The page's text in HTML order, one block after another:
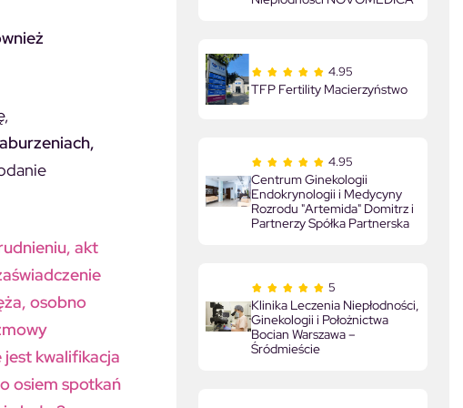
akt
osobno
kwalifikacja
osiem spotkań
4.95
TFP Fertility Macierzyństwo
4.95
Centrum Ginekologii
Endokrynologii i Medycyny
Rozrodu "Artemida" Domitrz i
Partnerzy Spółka Partnerska
5
Klinika Leczenia Niepłodności,
Ginekologii i Położnictwa
Bocian Warszawa –
Śródmieście